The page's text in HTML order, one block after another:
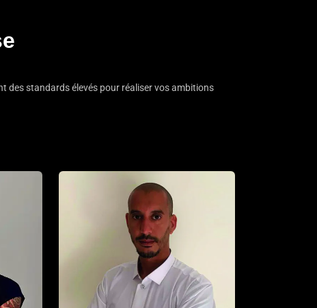
des standards élevés pour réaliser vos ambitions